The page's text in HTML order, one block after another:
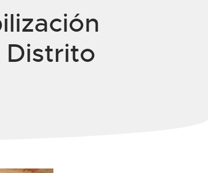
Distrito